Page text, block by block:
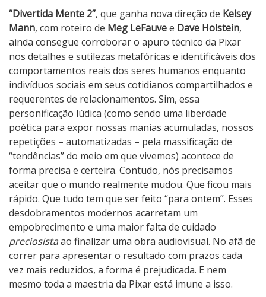
“Divertida Mente 2”, que ganha nova direção de Kelsey
Mann, com roteiro de Meg LeFauvee Dave Holstein,
ainda consegue corroborar o apuro técnico da Pixar
nos detalhes e sutilezas metafóricas e identificáveis dos
comportamentos reais dos seres humanos enquanto
indivíduos sociais em seus cotidianos compartilhados e
requerentes de relacionamentos. Sim, essa
personificação lúdica (como sendo uma liberdade
poética para expor nossas manias acumuladas, nossos
repetições – automatizadas – pela massificação de
“tendências” do meio em que vivemos) acontece de
forma precisa e certeira. Contudo, nós precisamos
aceitar que o mundo realmente mudou. Que ficou mais
rápido. Que tudo tem que ser feito “para ontem”. Esses
desdobramentos modernos acarretam um
empobrecimento e uma maior falta de cuidado
preciosistaao finalizar uma obra audiovisual. No afã de
correr para apresentar o resultado com prazos cada
vez mais reduzidos, a forma é prejudicada. E nem
mesmo toda a maestria da Pixar está imune a isso.